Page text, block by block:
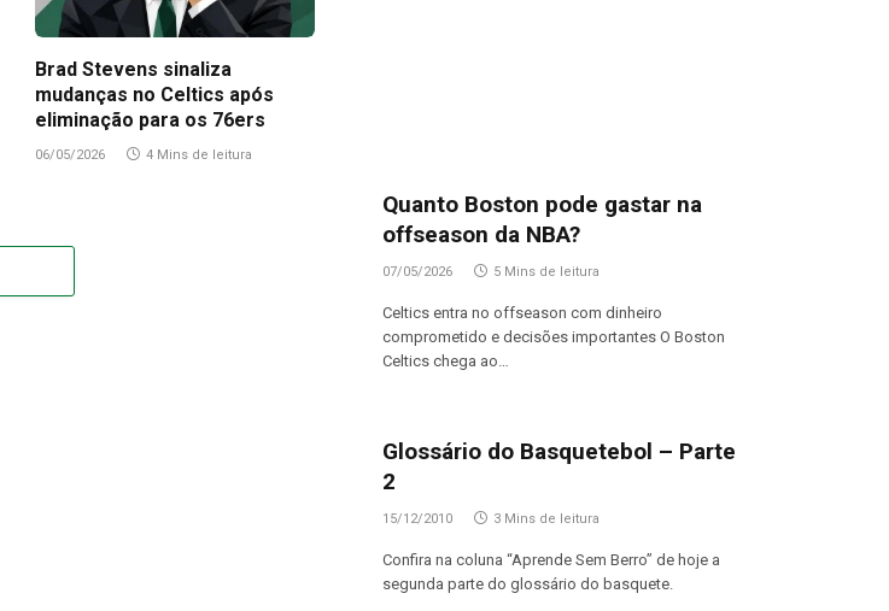
Brad Stevens sinaliza
mudanças no Celtics após
eliminação para os 76ers
06/05/2026 4 Mins de leitura
Quanto Boston pode gastar na
offseason da NBA?
07/05/2026 5 Mins de leitura
Celtics entra no offseason com dinheiro
comprometido e decisões importantes O Boston
Celtics chega ao…
Glossário do Basquetebol – Parte
2
15/12/2010 3 Mins de leitura
Confira na coluna “Aprende Sem Berro” de hoje a
segunda parte do glossário do basquete.